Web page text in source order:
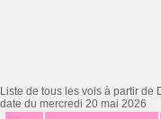
Liste de tous les vols à partir de
date du mercredi 20 mai 2026